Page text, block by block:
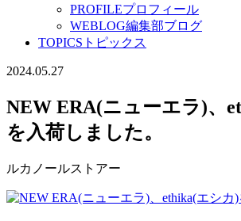
PROFILEプロフィール
WEBLOG編集部ブログ
TOPICS トピックス
2024.05.27
NEW ERA(ニューエラ)、
を入荷しました。
ルカノールストアー